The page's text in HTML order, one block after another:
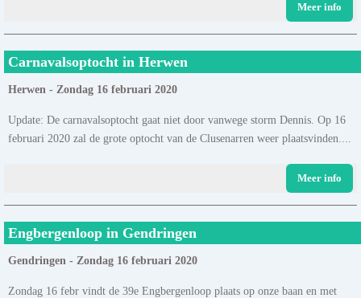
Meer info
Carnavalsoptocht in Herwen
Herwen - Zondag 16 februari 2020
Update: De carnavalsoptocht gaat niet door vanwege storm Dennis. Op 16
februari 2020 zal de grote optocht van de Clusenarren weer plaatsvinden....
Meer info
Engbergenloop in Gendringen
Gendringen - Zondag 16 februari 2020
Zondag 16 febr vindt de 39e Engbergenloop plaats op onze baan en met